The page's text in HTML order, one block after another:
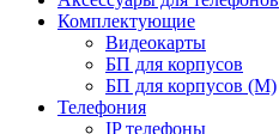
Комплектующие
Видеокарты
БП для корпусов
БП для корпусов (М)
Телефония
IP телефоны